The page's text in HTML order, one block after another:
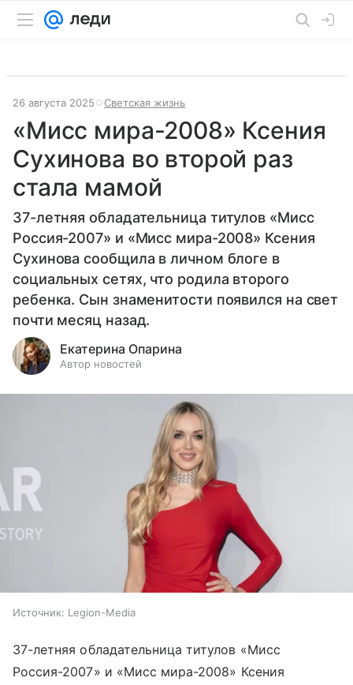
26 августа 2025 Светская жизнь
«Мисс мира-2008» Ксения
Сухинова во второй раз
стала мамой
37-летняя обладательница титулов «Мисс
Россия-2007» и «Мисс мира-2008» Ксения
Сухинова сообщила в личном блоге в
социальных сетях, что родила второго
ребенка. Сын знаменитости появился на свет
почти месяц назад.
Екатерина Опарина
Автор новостей
Источник: Legion-Media
37-летняя обладательница титулов «Мисс
Россия-2007» и «Мисс мира-2008» Ксения